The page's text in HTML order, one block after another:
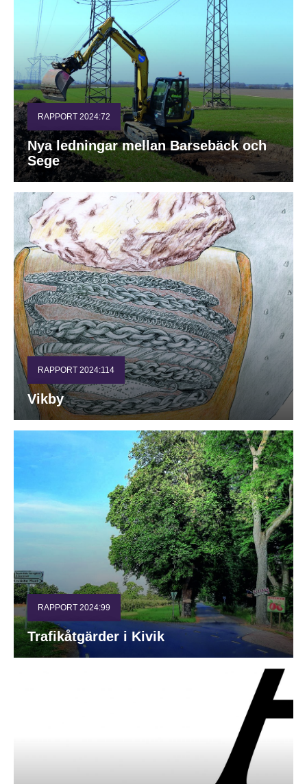
RAPPORT 2024:72
Nya ledningar mellan Barsebäck och
Sege
RAPPORT 2024:114
Vikby
RAPPORT 2024:99
Trafikåtgärder i Kivik